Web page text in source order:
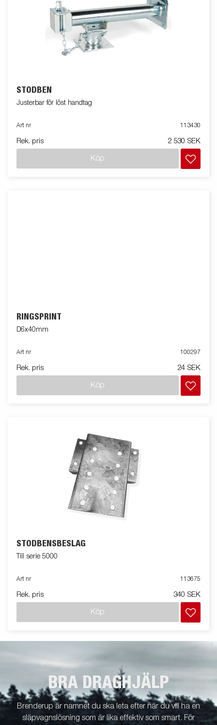
STÖDBEN
Justerbar för löst handtag
Art nr 113430
Rek. pris 2 530 SEK
Köp
RINGSPRINT
D6x40mm
Art nr 100297
Rek. pris 24 SEK
Köp
STÖDBENSBESLAG
Till serie 5000
Art nr 113675
Rek. pris 340 SEK
Köp
BRA DRAGHJÄLP
Brenderup är namnet du ska leta efter när du vill ha en
släpvagnslösning som är lika effektiv som smart. För